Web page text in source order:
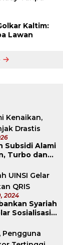
Kaltim:
Lawan
Subsidi Alami
Turbo dan
2024
Syariah
Sosialisasi